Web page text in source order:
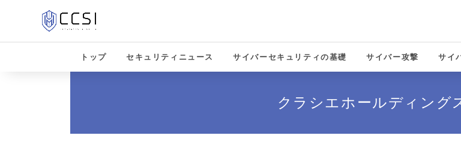
トップ セキュリティニュース サイバーセキュリティの基礎 サイバー攻撃 サイ
クラシエホールディング